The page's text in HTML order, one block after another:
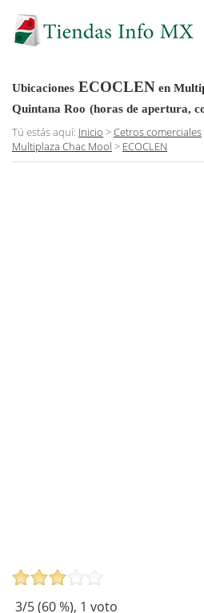
Ubicaciones ECOCLEN en
Quintana Roo (horas de apertura,
Tú estás aquí: Inicio >Cetros comerciales
Multiplaza Chac Mool > ECOCLEN
3/5 (60%), 1 voto